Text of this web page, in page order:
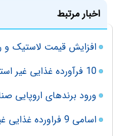
اخبار مرتبط
افزایش قیمت لاستیک و روغن موتور 9
10 فرآورده غذایی غیر استاندارد اعلام شد
ورود برندهای اروپایی
اسامی 9 فراورده غذایی غیراستاندارد در تهران